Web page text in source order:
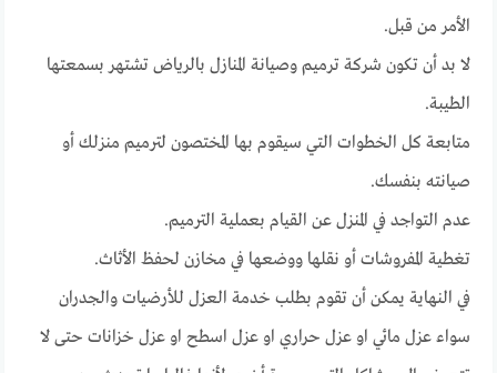
الأمر من قبل.
لا بد أن تكون شركة ترميم وصيانة المنازل بالرياض تشتهر بسمعتها
الطيبة.
متابعة كل الخطوات التي سيقوم بها المختصون لترميم منزلك أو
صيانته بنفسك.
عدم التواجد في المنزل عن القيام بعملية الترميم.
تغطية المفروشات أو نقلها ووضعها في مخازن لحفظ الأثاث.
في النهاية يمكن أن تقوم بطلب خدمة العزل للأرضيات والجدران
سواء عزل مائي او عزل حراري او عزل اسطح او عزل خزانات حتى لا